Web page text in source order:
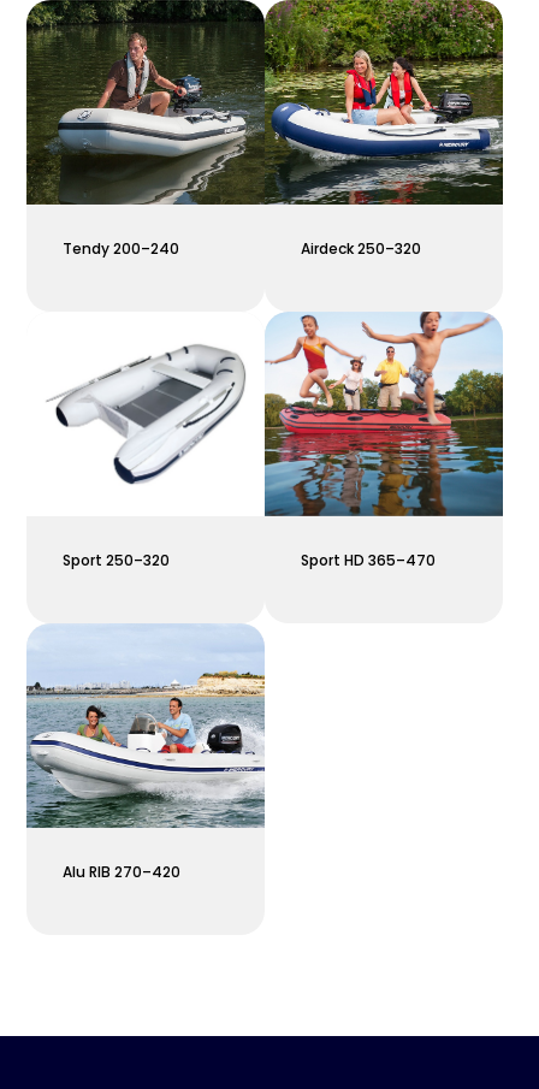
Tendy 200–240 Airdeck 250–320
Sport 250–320 Sport HD 365–470
Alu RIB 270–420